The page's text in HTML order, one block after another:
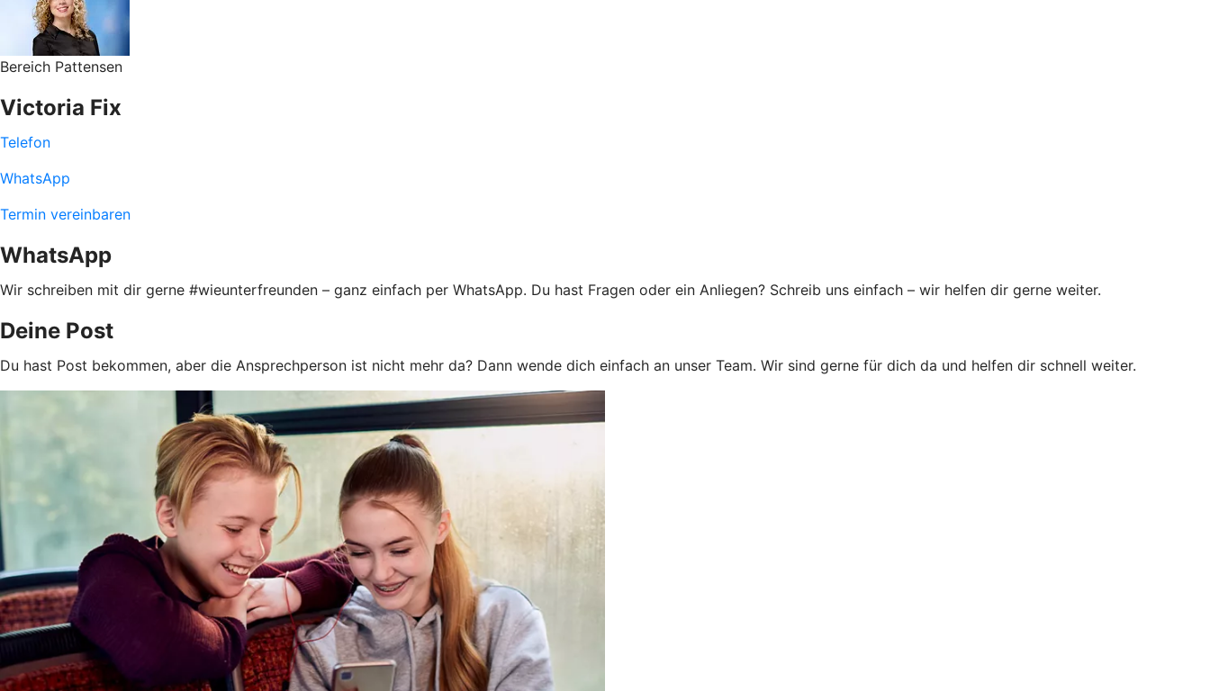
Bereich Pattensen
Victoria Fix
Telefon
WhatsApp
Termin vereinbaren
WhatsApp
Wir schreiben mit dir gerne #wieunterfreunden – ganz einfach per WhatsApp. Du hast Fragen oder ein Anliegen? Schreib uns einfach – wir helfen dir gerne weiter.
Deine Post
Du hast Post bekommen, aber die Ansprechperson ist nicht mehr da? Dann wende dich einfach an unser Team. Wir sind gerne für dich da und helfen dir schnell weiter.